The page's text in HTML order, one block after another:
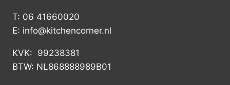
T: 06 41660020
E: info@kitchencorner.nl
KVK: 99238381
BTW: NL868888989B01